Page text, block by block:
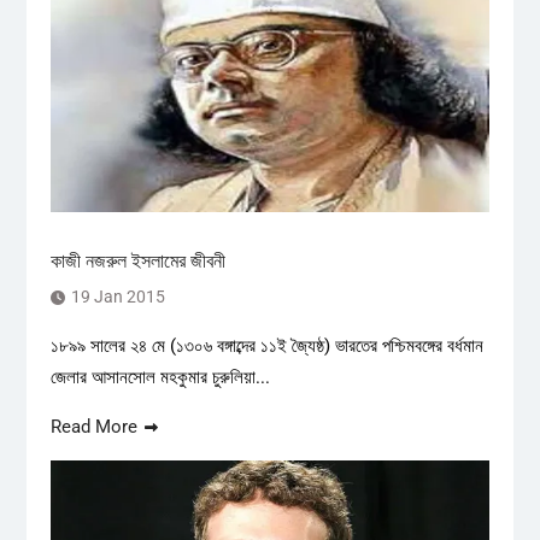
কাজী নজরুল ইসলামের জীবনী
19 Jan 2015
১৮৯৯ সালের ২৪ মে (১৩০৬ বঙ্গাব্দের ১১ই জ্যৈষ্ঠ) ভারতের পশ্চিমবঙ্গের বর্ধমান
জেলার আসানসোল মহকুমার চুরুলিয়া...
Read More